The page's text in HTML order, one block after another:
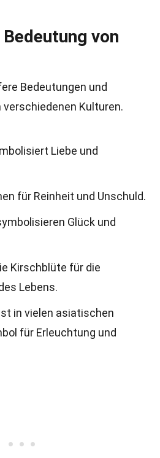
von
Bedeutungen und
Kulturen.
Liebe und
für Reinheit und Unschuld.
Glück und
Kirschblüte für die
Lebens.
in vielen asiatischen
für Erleuchtung und